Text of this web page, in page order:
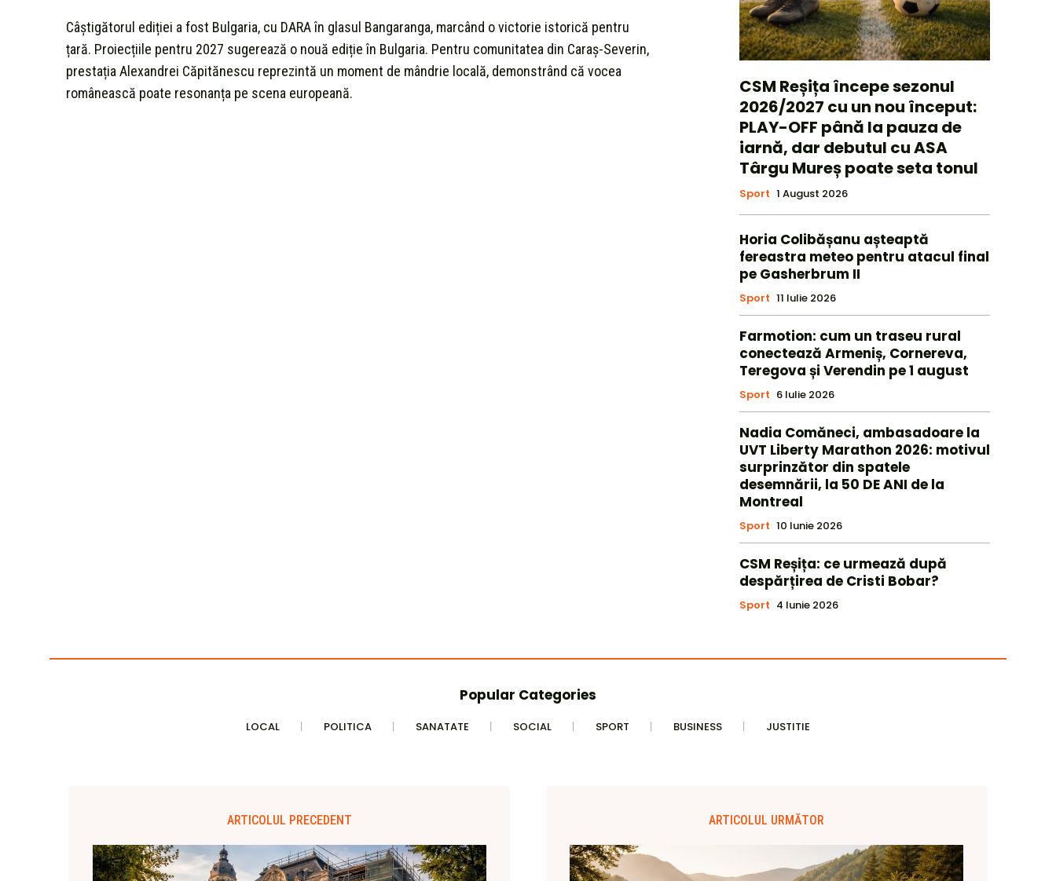
Câștigătorul ediției a fost Bulgaria, cu DARA în glasul Bangaranga, marcând o victorie istorică pentru
țară. Proiecțiile pentru 2027 sugerează o nouă ediție în Bulgaria. Pentru comunitatea din Caraș-Severin,
prestația Alexandrei Căpitănescu reprezintă un moment de mândrie locală, demonstrând că vocea
românească poate resonanța pe scena europeană.
CSM Reșița începe sezonul
2026/2027 cu un nou început:
PLAY-OFF până la pauza de
iarnă, dar debutul cu ASA
Târgu Mureș poate seta tonul
Sport 1 August 2026
Horia Colibășanu așteaptă
fereastra meteo pentru atacul final
pe Gasherbrum II
Sport 11 Iulie 2026
Farmotion: cum un traseu rural
conectează Armeniș, Cornereva,
Teregova și Verendin pe 1 august
Sport 6 Iulie 2026
Nadia Comăneci, ambasadoare la
UVT Liberty Marathon 2026: motivul
surprinzător din spatele
desemnării, la 50 DE ANI de la
Montreal
Sport 10 Iunie 2026
CSM Reșița: ce urmează după
despărțirea de Cristi Bobar?
Sport 4 Iunie 2026
Popular Categories
LOCAL POLITICA SANATATE SOCIAL SPORT BUSINESS JUSTITIE
ARTICOLUL PRECEDENT ARTICOLUL URMĂTOR